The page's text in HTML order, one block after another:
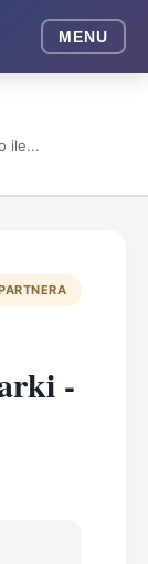
MENU
ile...
-